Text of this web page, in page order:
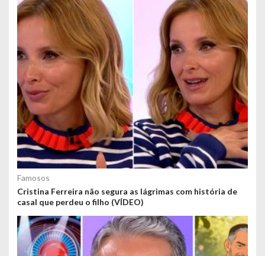
Famosos
Cristina Ferreira não segura as lágrimas com história de
casal que perdeu o filho (VÍDEO)